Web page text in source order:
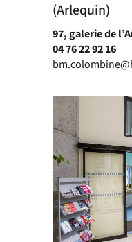
(Arlequin)
97, galerie de
04 76 22 92 16